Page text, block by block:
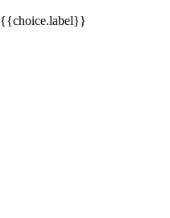
{{choice.label}}